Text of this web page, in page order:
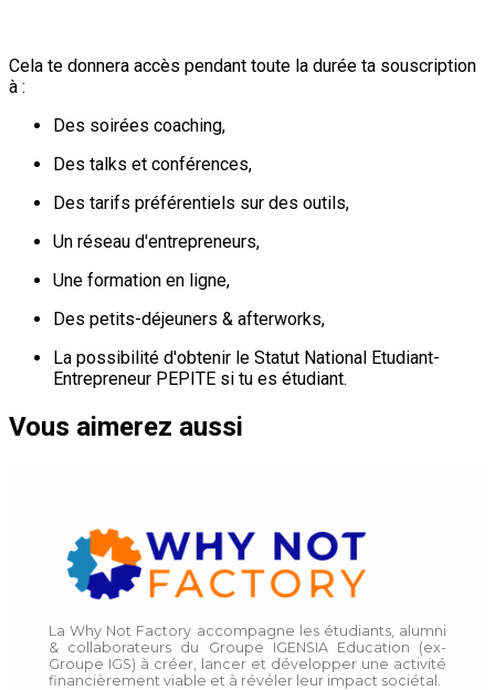
Cela te donnera accès pendant toute la durée ta souscription
à :
Des soirées coaching,
Des talks et conférences,
Des tarifs préférentiels sur des outils,
Un réseau d'entrepreneurs,
Une formation en ligne,
Des petits-déjeuners & afterworks,
La possibilité d'obtenir le Statut National Etudiant-
Entrepreneur PEPITE si tu es étudiant.
Vous aimerez aussi
La Why Not Factory accompagne les étudiants, alumni
& collaborateurs du Groupe IGENSIA Education (ex-
Groupe IGS) à créer, lancer et développer une activité
financièrement viable et à révéler leur impact sociétal.